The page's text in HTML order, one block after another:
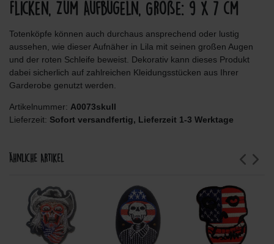
Flicken, Zum Aufbügeln, Größe: 9 x 7 cm
Totenköpfe können auch durchaus ansprechend oder lustig
aussehen, wie dieser Aufnäher in Lila mit seinen großen Augen
und der roten Schleife beweist. Dekorativ kann dieses Produkt
dabei sicherlich auf zahlreichen Kleidungsstücken aus Ihrer
Garderobe genutzt werden.
Artikelnummer: A0073skull
Lieferzeit: Sofort versandfertig, Lieferzeit 1-3 Werktage
Ähnliche Artikel